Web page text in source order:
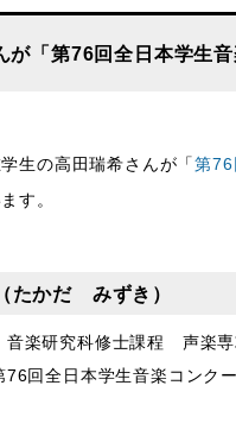
が「第76回全日本学生
生の高田瑞希さんが「第76
す。
かだ みずき）
音楽研究科修士課程 声楽専
76回全日本学生音楽コン